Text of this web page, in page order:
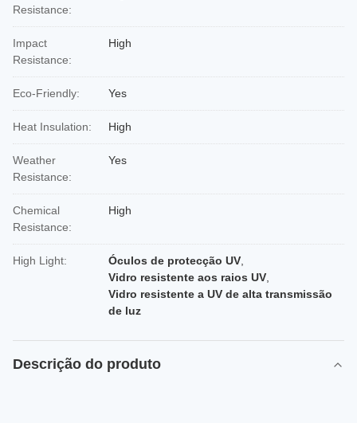
Resistance:
Impact
Resistance:
High
Eco-Friendly: Yes
Heat Insulation: High
Weather
Resistance:
Yes
Chemical
Resistance:
High
High Light: Óculos de protecção UV
Vidro resistente aos raios UV
Vidro resistente a UV de alta transmissão
de luz
Descrição do produto